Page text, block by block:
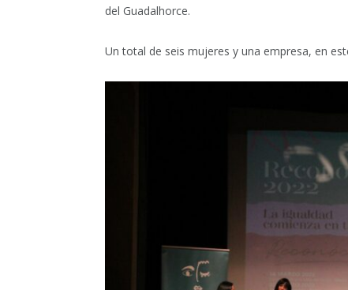
del Guadalhorce.
Un total de seis mujeres y una empresa, en